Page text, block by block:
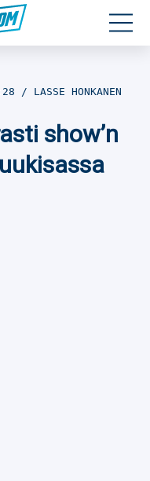
LASSE HONKANEN
show’n